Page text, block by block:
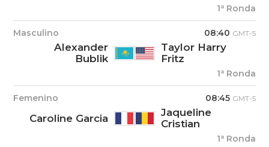
1ª Ronda
Masculino 08:40 GMT-5
Alexander
Bublik
Taylor Harry
Fritz
1ª Ronda
Femenino 08:45 GMT-5
Caroline Garcia
Jaqueline
Cristian
1ª Ronda